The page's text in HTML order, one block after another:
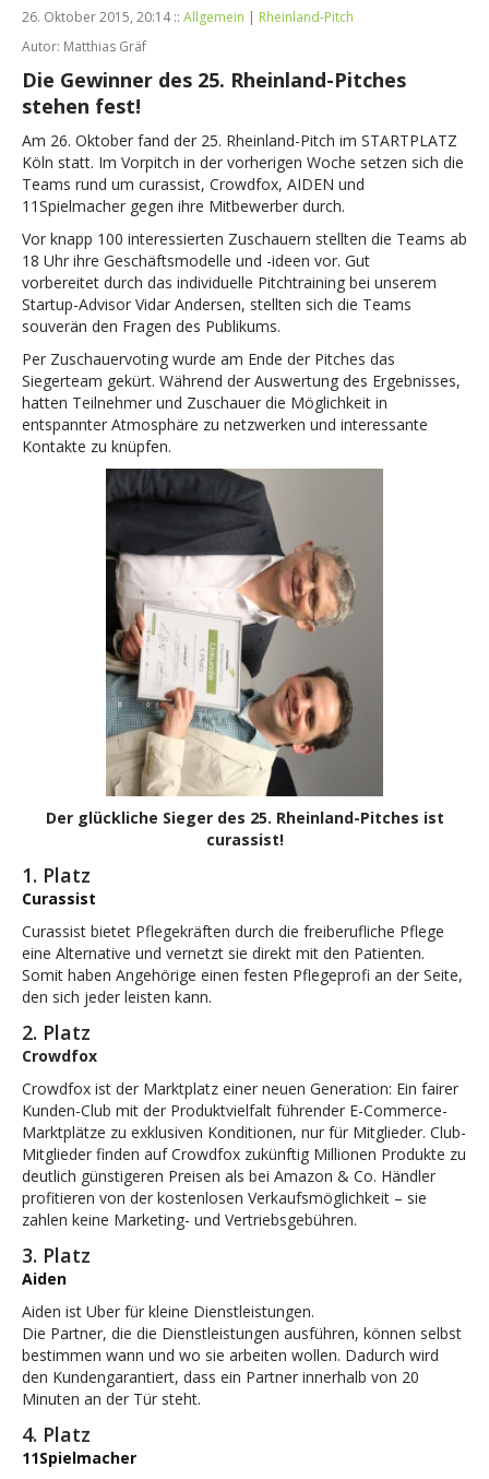
26. Oktober 2015, 20:14 :: Allgemein | Rheinland-Pitch
Autor: Matthias Gräf
Die Gewinner des 25. Rheinland-Pitches
stehen fest!
Am 26. Oktober fand der 25. Rheinland-Pitch im STARTPLATZ
Köln statt. Im Vorpitch in der vorherigen Woche setzen sich die
Teams rund um curassist, Crowdfox, AIDEN und
11Spielmacher gegen ihre Mitbewerber durch.
Vor knapp 100 interessierten Zuschauern stellten die Teams ab
18 Uhr ihre Geschäftsmodelle und -ideen vor. Gut
vorbereitet durch das individuelle Pitchtraining bei unserem
Startup-Advisor Vidar Andersen, stellten sich die Teams
souverän den Fragen des Publikums.
Per Zuschauervoting wurde am Ende der Pitches das
Siegerteam gekürt. Während der Auswertung des Ergebnisses,
hatten Teilnehmer und Zuschauer die Möglichkeit in
entspannter Atmosphäre zu netzwerken und interessante
Kontakte zu knüpfen.
Der glückliche Sieger des 25. Rheinland-Pitches ist
curassist!
1. Platz
Curassist
Curassist bietet Pflegekräften durch die freiberufliche Pflege
eine Alternative und vernetzt sie direkt mit den Patienten.
Somit haben Angehörige einen festen Pflegeprofi an der Seite,
den sich jeder leisten kann.
2. Platz
Crowdfox
Crowdfox ist der Marktplatz einer neuen Generation: Ein fairer
Kunden-Club mit der Produktvielfalt führender E-Commerce-
Marktplätze zu exklusiven Konditionen, nur für Mitglieder. Club-
Mitglieder finden auf Crowdfox zukünftig Millionen Produkte zu
deutlich günstigeren Preisen als bei Amazon & Co. Händler
profitieren von der kostenlosen Verkaufsmöglichkeit – sie
zahlen keine Marketing- und Vertriebsgebühren.
3. Platz
Aiden
Aiden ist Uber für kleine Dienstleistungen.
Die Partner, die die Dienstleistungen ausführen, können selbst
bestimmen wann und wo sie arbeiten wollen. Dadurch wird
den Kundengarantiert, dass ein Partner innerhalb von 20
Minuten an der Tür steht.
4. Platz
11Spielmacher